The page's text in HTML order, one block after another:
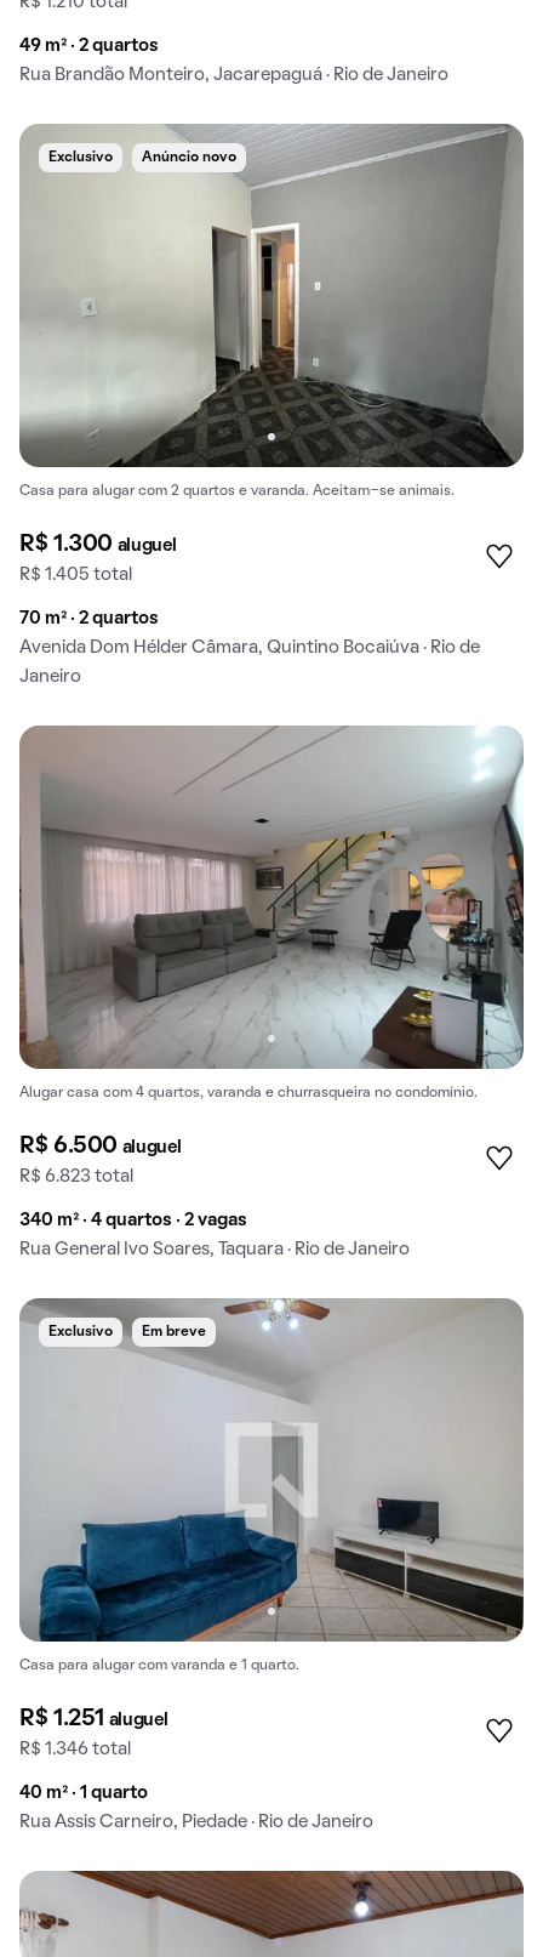
49 m² · 2 quartos
Rua Brandão Monteiro, Jacarepaguá · Rio de Janeiro
Exclusivo Anúncio novo
Casa para alugar com 2 quartos e varanda. Aceitam-se animais.
R$ 1.300 aluguel
R$ 1.405 total
70 m² · 2 quartos
Avenida Dom Hélder Câmara, Quintino Bocaiúva · Rio de
Janeiro
Alugar casa com 4 quartos, varanda e churrasqueira no condomínio.
R$ 6.500 aluguel
R$ 6.823 total
340 m² · 4 quartos · 2 vagas
Rua General Ivo Soares, Taquara · Rio de Janeiro
Exclusivo Em breve
Casa para alugar com varanda e 1 quarto.
R$ 1.251 aluguel
R$ 1.346 total
40 m² · 1 quarto
Rua Assis Carneiro, Piedade · Rio de Janeiro